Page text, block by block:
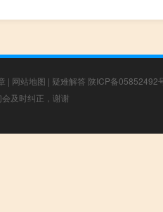
| 网站地图 | 疑难解答 陕ICP备05852492
及时纠正，谢谢